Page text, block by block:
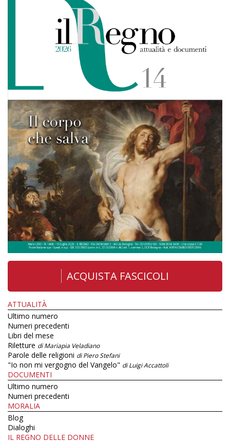
ACQUISTA FASCICOLI
ATTUALITÀ
Ultimo numero
Numeri precedenti
Libri del mese
Riletture di Mariapia Veladiano
Parole delle religioni di Piero Stefani
"Io non mi vergogno del Vangelo" di Luigi Accattoli
DOCUMENTI
Ultimo numero
Numeri precedenti
MORALIA
Blog
Dialoghi
IL REGNO DELLE DONNE